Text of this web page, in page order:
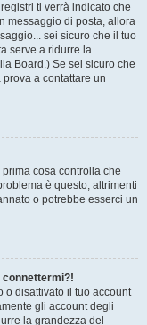
ti verrà indicato che
messaggio di posta, allora
sei sicuro che il tuo
serve a ridurre la
Board.) Se sei sicuro che
prova a contattare un
cosa controlla che
è questo, altrimenti
o potrebbe esserci un
connettermi?!
o disattivato il tuo account
gli account degli
la grandezza del